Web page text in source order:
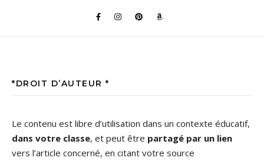
*DROIT D’AUTEUR *
Le contenu est libre d’utilisation dans un contexte éducatif,
dans votre classe, et peut être partagé par un lien
vers l’article concerné, en citant votre source